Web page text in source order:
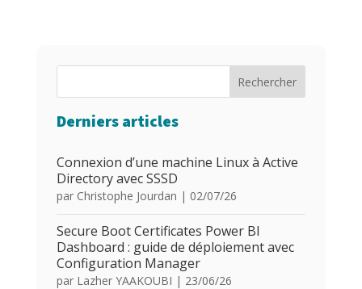
Rechercher
Derniers articles
Connexion d’une machine Linux à Active
Directory avec SSSD
par Christophe Jourdan | 02/07/26
Secure Boot Certificates Power BI
Dashboard : guide de déploiement avec
Configuration Manager
par Lazher YAAKOUBI | 23/06/26